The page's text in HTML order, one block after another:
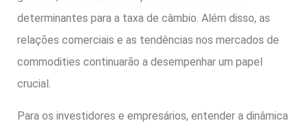
determinantes para a taxa de câmbio. Além disso, as
relações comerciais e as tendências nos mercados de
commodities continuarão a desempenhar um papel
crucial.
Para os investidores e empresários, entender a dinâmica